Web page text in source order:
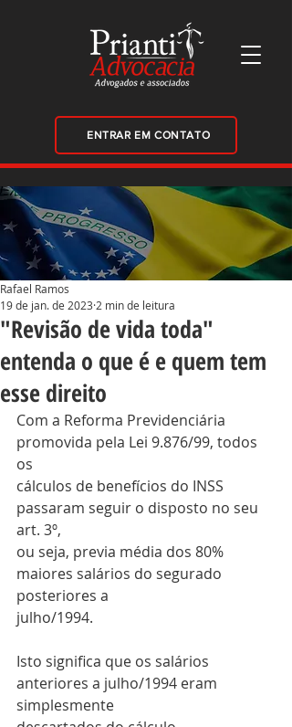
ENTRAR EM CONTATO
"Revisão de vida toda"
entenda o que é e quem tem
esse direito
Rafael Ramos
19 de jan. de 2023 2 min de leitura
Com a Reforma Previdenciária
promovida pela Lei 9.876/99, todos
os
cálculos de benefícios do INSS
passaram seguir o disposto no seu
art. 3º,
ou seja, previa média dos 80%
maiores salários do segurado
posteriores a
julho/1994.
Isto significa que os salários
anteriores a julho/1994 eram
simplesmente